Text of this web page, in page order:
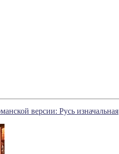
версии: Русь изначальная